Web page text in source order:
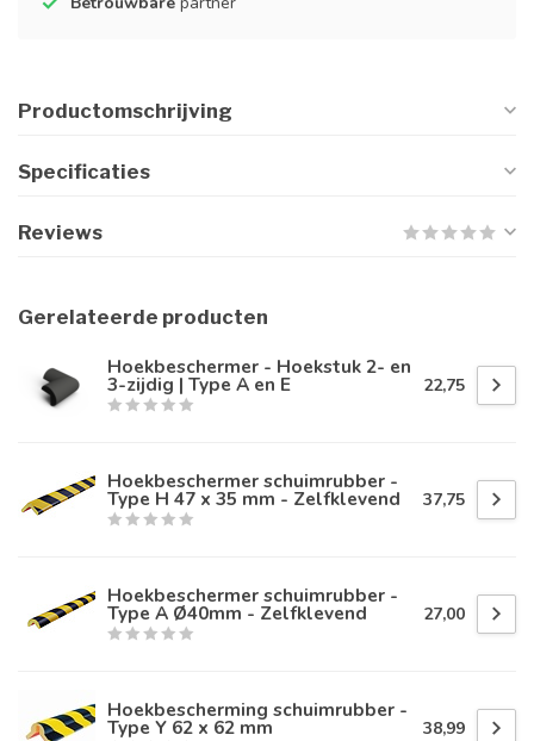
Productomschrijving
Specificaties
Reviews
Gerelateerde producten
Hoekbeschermer - Hoekstuk 2- en
3-zijdig | Type A en E 22,75
Hoekbeschermer schuimrubber -
Type H 47 x 35 mm - Zelfklevend 37,75
Hoekbeschermer schuimrubber -
Type A Ø40mm - Zelfklevend 27,00
Hoekbescherming schuimrubber -
Type Y 62 x 62 mm 38,99